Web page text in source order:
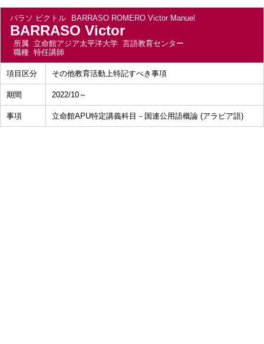
バラソ ビクトル BARRASO ROMERO Victor Manuel
BARRASO Victor
所属 立命館アジア太平洋大学 言語教育センター
職種 特任講師
項目区分 その他教育活動上特記すべき事項
期間 2022/10～
事項 立命館APU特定講義科目－国連公用語概論 (アラビア語)